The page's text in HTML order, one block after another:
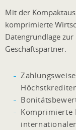
Mit der
komprimierte
Datengrundlage
Geschäftspartner.
Komprimierte